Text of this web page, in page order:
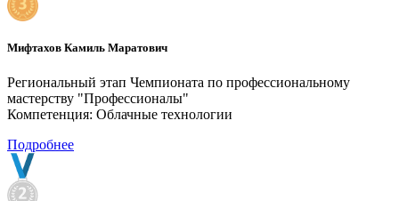
Мифтахов Камиль Маратович
Региональный этап Чемпионата по профессиональному
мастерству "Профессионалы"
Компетенция: Облачные технологии
Подробнее